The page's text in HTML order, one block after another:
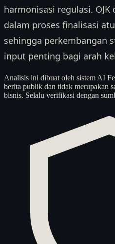
harmonisasi regulasi.
dalam proses finalisasi
sehingga perkembangan
input penting bagi arah
Analisis ini dibuat oleh sistem AI
berita publik dan tidak merupakan
bisnis. Selalu verifikasi dengan